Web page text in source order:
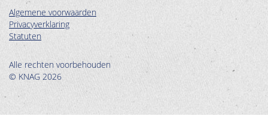
Algemene voorwaarden
Privacyverklaring
Statuten
Alle rechten voorbehouden
© KNAG 2026